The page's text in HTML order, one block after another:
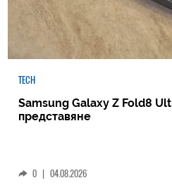
TECH
Samsung Galaxy Z Fold8
представяне
0 | 04.08.2026